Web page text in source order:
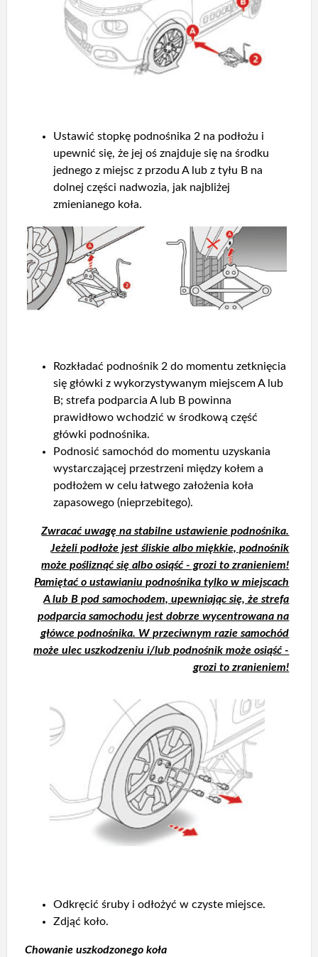
Ustawić stopkę podnośnika 2 na podłożu i
upewnić się, że jej oś znajduje się na środku
jednego z miejsc z przodu A lub z tyłu B na
dolnej części nadwozia, jak najbliżej
zmienianego koła.
Rozkładać podnośnik 2 do momentu zetknięcia
się główki z wykorzystywanym miejscem A lub
B; strefa podparcia A lub B powinna
prawidłowo wchodzić w środkową część
główki podnośnika.
Podnosić samochód do momentu uzyskania
wystarczającej przestrzeni między kołem a
podłożem w celu łatwego założenia koła
zapasowego (nieprzebitego).
Zwracać uwagę na stabilne ustawienie podnośnika.
Jeżeli podłoże jest śliskie albo miękkie, podnośnik
może pośliznąć się albo osiąść - grozi to zranieniem!
Pamiętać o ustawianiu podnośnika tylko w miejscach
A lub B pod samochodem, upewniając się, że strefa
podparcia samochodu jest dobrze wycentrowana na
główce podnośnika. W przeciwnym razie samochód
może ulec uszkodzeniu i/lub podnośnik może osiąść -
grozi to zranieniem!
Odkręcić śruby i odłożyć w czyste miejsce.
Zdjąć koło.
Chowanie uszkodzonego koła